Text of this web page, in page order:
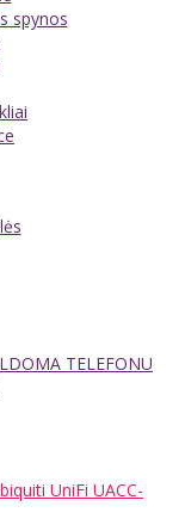
spynos
TELEFONU
UniFi UACC-